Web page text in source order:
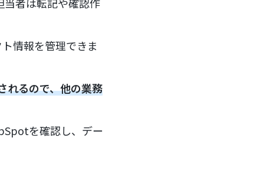
情報を管理できま
れるので、他の業務
を確認し、デー